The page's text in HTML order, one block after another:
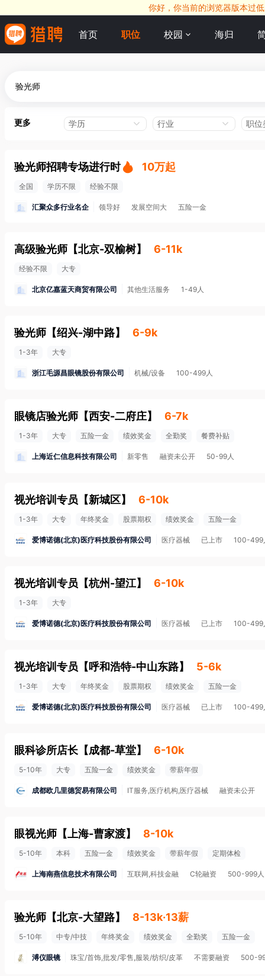
你好，你当前的浏览器版本过
首页 职位 校园 海归
更多 学历 行业 职位
验光师招聘专场进行时 10万起
全国 学历不限 经验不限
汇聚众多行业名企 领导好 发展空间大 五险一金
高级验光师 【北京-双榆树】 6-11k
经验不限 大专
北京亿嘉蓝天商贸有限公司 其他生活服务 1-49人
验光师 【绍兴-湖中路】 6-9k
1-3年 大专
浙江毛源昌眼镜股份有限公司 机械/设备 100-499人
眼镜店验光师 【西安-二府庄】 6-7k
1-3年 大专 五险一金 绩效奖金 全勤奖 餐费补贴
上海近仁信息科技有限公司 新零售 融资未公开 50-99人
视光培训专员 【新城区】 6-10k
1-3年 大专 年终奖金 股票期权 绩效奖金 五险一金
爱博诺德(北京)医疗科技股份有限公司 医疗器械 已上市 100-499
视光培训专员 【杭州-望江】 6-10k
1-3年 大专
爱博诺德(北京)医疗科技股份有限公司 医疗器械 已上市 100-499
视光培训专员 【呼和浩特-中山东路】 5-6k
1-3年 大专 年终奖金 股票期权 绩效奖金 五险一金
爱博诺德(北京)医疗科技股份有限公司 医疗器械 已上市 100-499
眼科诊所店长 【成都-草堂】 6-10k
5-10年 大专 五险一金 绩效奖金 带薪年假
成都欧几里德贸易有限公司 IT服务,医疗机构,医疗器械 融资未公开
眼视光师 【 上海-曹家渡】 8-10k
5-10年 本科 五险一金 绩效奖金 带薪年假 定期体检
上海南燕信息技术有限公司 互联网,科技金融 C轮融资 500-999人
验光师 【北京-大望路】 8-13k·13薪
5-10年 中专/中技 年终奖金 绩效奖金 全勤奖 五险一金
溥仪眼镜 珠宝/首饰,批发/零售,服装/纺织/皮革 不需要融资 500-